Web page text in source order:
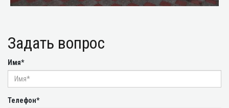
Задать вопрос
Имя*
Телефон*